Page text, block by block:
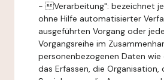
- Verarbeitung": bezeichnet
ohne Hilfe automatisierter
ausgeführten Vorgang oder
Vorgangsreihe im
personenbezogenen Daten wie
das Erfassen, die Organisation,